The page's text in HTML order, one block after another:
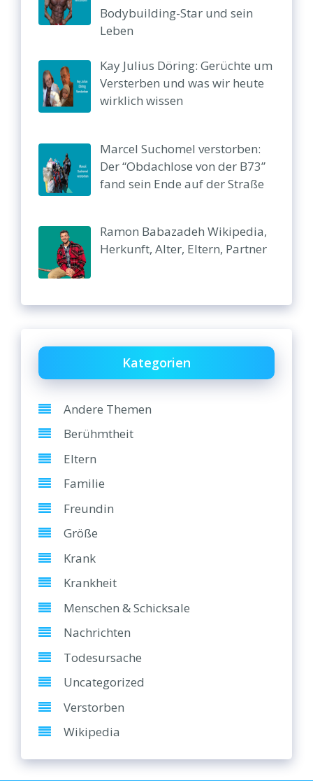
Bodybuilding-Star und sein
Leben
Kay Julius Döring: Gerüchte um
Versterben und was wir heute
wirklich wissen
Marcel Suchomel verstorben:
Der “Obdachlose von der B73”
fand sein Ende auf der Straße
Ramon Babazadeh Wikipedia,
Herkunft, Alter, Eltern, Partner
Kategorien
Andere Themen
Berühmtheit
Eltern
Familie
Freundin
Größe
Krank
Krankheit
Menschen & Schicksale
Nachrichten
Todesursache
Uncategorized
Verstorben
Wikipedia